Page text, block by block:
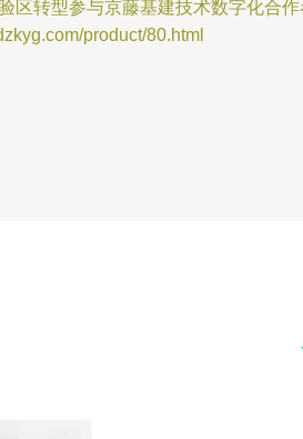
区转型参与京藤基建技术数字化合
product/80.html